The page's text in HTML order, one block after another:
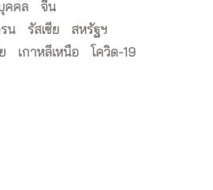
คคล
จีน
น รัสเซีย
สหรัฐฯ
เกาหลีเหนือ โควิด-19